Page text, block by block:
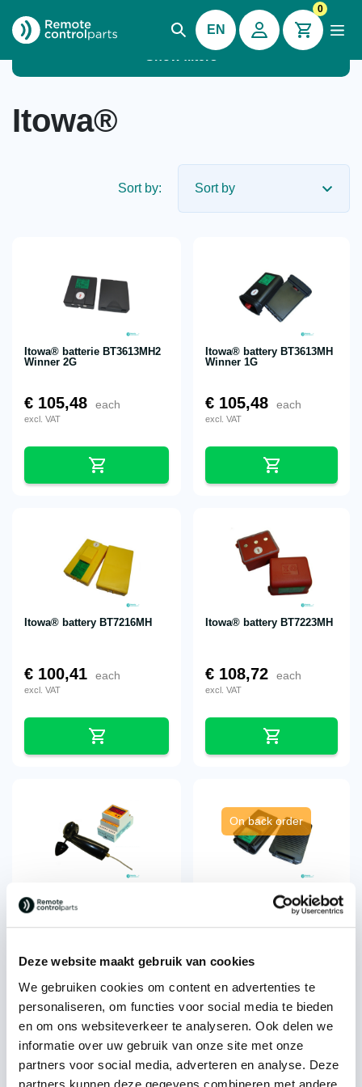
Deze website maakt gebruik van cookies
We gebruiken cookies om content en advertenties te
personaliseren, om functies voor social media te bieden
en om ons websiteverkeer te analyseren. Ook delen we
informatie over uw gebruik van onze site met onze
partners voor social media, adverteren en analyse. Deze
partners kunnen deze gegevens combineren met andere
EN
0
Itowa®
Sort by:
Itowa® batterie BT3613MH2
Winner 2G
€ 105,48 each
excl. VAT
Itowa® battery BT3613MH
Winner 1G
€ 105,48 each
excl. VAT
Itowa® battery BT7216MH
€ 100,41 each
excl. VAT
Itowa® battery BT7223MH
€ 108,72 each
excl. VAT
ANM1000
excl. VAT
On back order
Itowa® battery
BT3613MH3A Tunner
excl. VAT